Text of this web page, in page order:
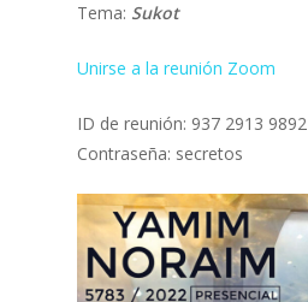
Tema: Sukot
Unirse a la reunión Zoom
ID de reunión: 937 2913 9892
Contraseña: secretos